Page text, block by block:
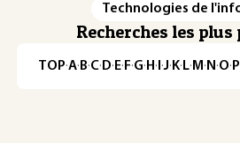
Technologies de
Recherches les
TOP·A·B·C· D· E· F·G· H · ·J· K· L· M · N ·O· P